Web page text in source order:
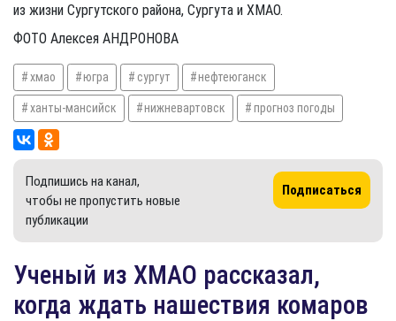
из жизни Сургутского района, Сургута и ХМАО.
ФОТО Алексея АНДРОНОВА
хмао югра сургут нефтеюганск
ханты-мансийск нижневартовск прогноз погоды
Подпишись на канал,
чтобы не пропустить новые
публикации
Подписаться
Ученый из ХМАО рассказал,
когда ждать нашествия комаров